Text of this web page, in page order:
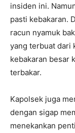
insiden ini.
pasti kebakaran.
racun nyamuk
yang terbuat dari
kebakaran besar
terbakar.
Kapolsek juga
dengan sigap
menekankan